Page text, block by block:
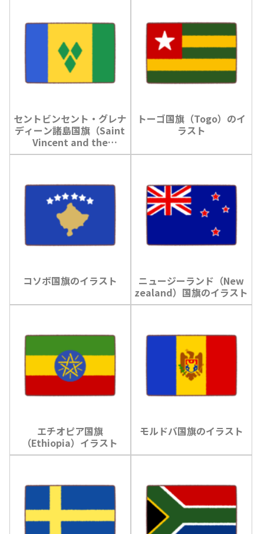
セントビンセント・グレナ
ディーン諸島国旗（Saint
Vincent and the
Grenadines）のイラスト
トーゴ国旗（Togo）のイ
ラスト
コソボ国旗のイラスト
ニュージーランド（New
zealand）国旗のイラスト
エチオピア国旗
（Ethiopia）イラスト
モルドバ国旗のイラスト